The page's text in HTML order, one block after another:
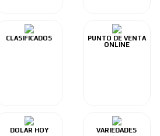
CLASIFICADOS
PUNTO DE VENTA
ONLINE
DOLAR HOY VARIEDADES